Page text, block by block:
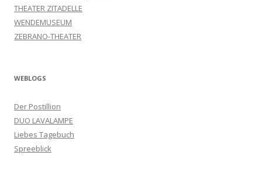
THEATER ZITADELLE
WENDEMUSEUM
ZEBRANO-THEATER
WEBLOGS
Der Postillion
DUO LAVALAMPE
Liebes Tagebuch
Spreeblick